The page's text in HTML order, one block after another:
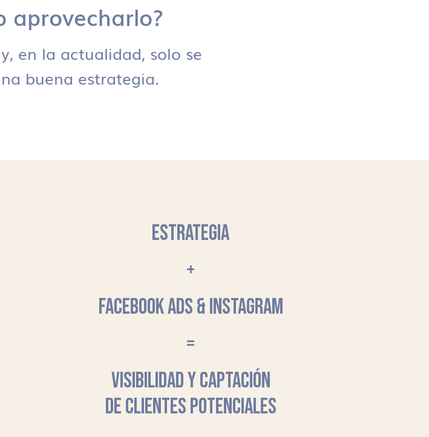
aprovecharlo?
en la actualidad, solo se
buena estrategia.
ESTRATEGIA
+
FACEBOOK ADS & INSTAGRAM
=
VISIBILIDAD Y CAPTACIÓN
DE CLIENTES POTENCIALES